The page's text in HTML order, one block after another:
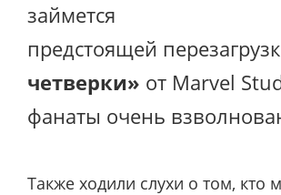
займется
предстоящей
четверки» от Marvel
фанаты очень
Также ходили слухи о том, кто